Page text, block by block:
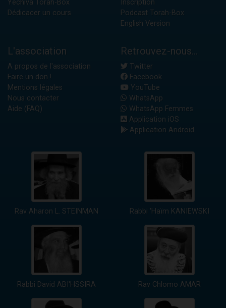
Yéchiva Torah-Box
Dédicacer un cours
Inscription
Podcast Torah-Box
English Version
L'association
A propos de l'association
Faire un don !
Mentions légales
Nous contacter
Aide (FAQ)
Retrouvez-nous...
Twitter
Facebook
YouTube
WhatsApp
WhatsApp Femmes
Application iOS
Application Android
Rav Aharon L. STEINMAN Rabbi 'Haïm KANIEWSKI
Rabbi David ABI'HSSIRA Rav Chlomo AMAR